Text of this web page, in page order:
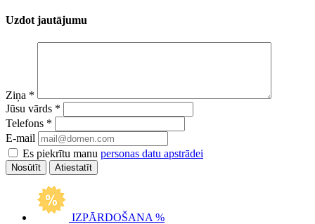
Uzdot jautājumu
Ziņa *
Jūsu vārds *
Telefons *
E-mail
Es piekrītu manu personas datu apstrādei
Atiestatīt
IZPĀRDOŠANA %